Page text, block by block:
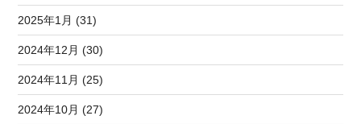
2025年1月 (31)
2024年12月 (30)
2024年11月 (25)
2024年10月 (27)